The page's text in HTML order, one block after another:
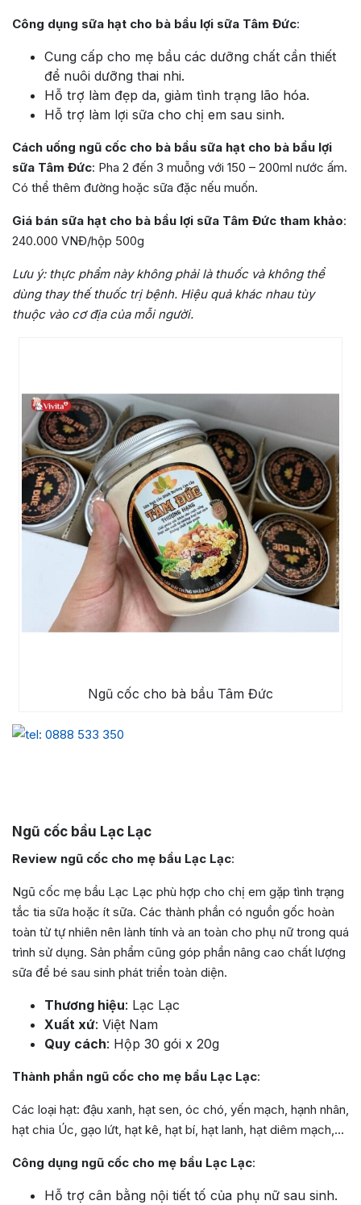
Công dụng sữa hạt cho bà bầu lợi sữa Tâm Đức:
Cung cấp cho mẹ bầu các dưỡng chất cần thiết
để nuôi dưỡng thai nhi.
Hỗ trợ làm đẹp da, giảm tình trạng lão hóa.
Hỗ trợ làm lợi sữa cho chị em sau sinh.
Cách uống ngũ cốc cho bà bầu sữa hạt cho bà bầu lợi
sữa Tâm Đức: Pha 2 đến 3 muỗng với 150 – 200ml nước ấm.
Có thể thêm đường hoặc sữa đặc nếu muốn.
Giá bán sữa hạt cho bà bầu lợi sữa Tâm Đức tham khảo:
240.000 VNĐ/hộp 500g
Lưu ý: thực phẩm này không phải là thuốc và không thể
dùng thay thế thuốc trị bệnh. Hiệu quả khác nhau tùy
thuộc vào cơ địa của mỗi người.
Ngũ cốc cho bà bầu Tâm Đức
Ngũ cốc bầu Lạc Lạc
Review ngũ cốc cho mẹ bầu Lạc Lạc:
Ngũ cốc mẹ bầu Lạc Lạc phù hợp cho chị em gặp tình trạng
tắc tia sữa hoặc ít sữa. Các thành phần có nguồn gốc hoàn
toàn từ tự nhiên nên lành tính và an toàn cho phụ nữ trong quá
trình sử dụng. Sản phẩm cũng góp phần nâng cao chất lượng
sữa để bé sau sinh phát triển toàn diện.
Thương hiệu: Lạc Lạc
Xuất xứ: Việt Nam
Quy cách: Hộp 30 gói x 20g
Thành phần ngũ cốc cho mẹ bầu Lạc Lạc:
Các loại hạt: đậu xanh, hạt sen, óc chó, yến mạch, hạnh nhân,
hạt chia Úc, gạo lứt, hạt kê, hạt bí, hạt lanh, hạt diêm mạch,…
Công dụng ngũ cốc cho mẹ bầu Lạc Lạc:
Hỗ trợ cân bằng nội tiết tố của phụ nữ sau sinh.